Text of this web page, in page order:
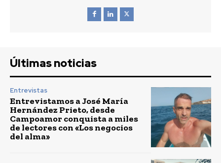
Últimas noticias
Entrevistas
Entrevistamos a José María
Hernández Prieto, desde
Campoamor conquista a miles
de lectores con «Los negocios
del alma»